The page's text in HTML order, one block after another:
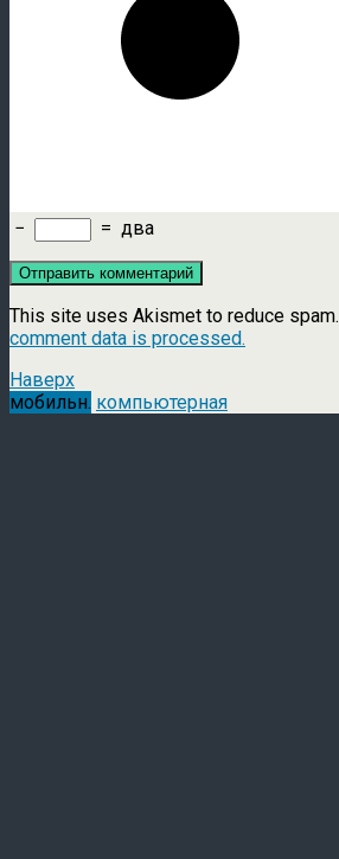
− = два
This site uses Akismet to reduce spam.
comment data is processed.
Наверх
мобильн. компьютерная